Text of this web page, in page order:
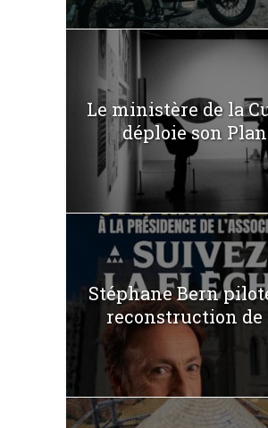
Le ministère de la
déploie son
Stéphane Bern
reconstruction de